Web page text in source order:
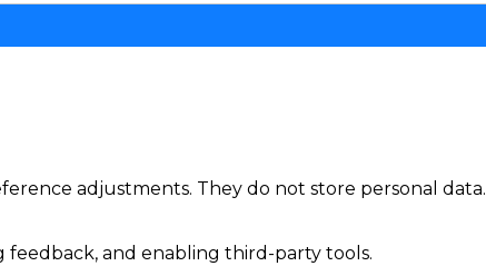
adjustments. They do not store personal data.
and enabling third-party tools.